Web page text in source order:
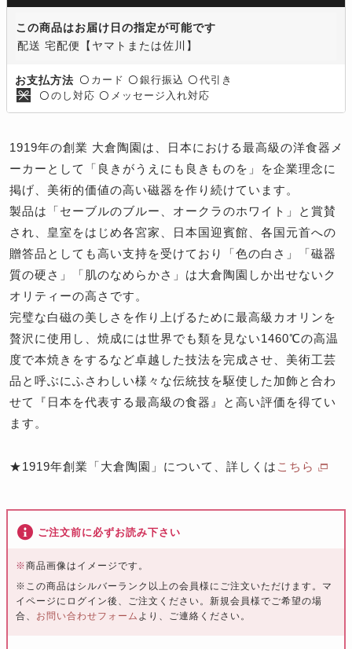
この商品はお届け日の指定が可能です
配送 宅配便【ヤマトまたは佐川】
お支払方法 〇 カード 〇 銀行振込 〇 代引き
〇 のし対応 〇 メッセージ入れ対応
1919年の創業 大倉陶園は、日本における最高級の洋食器メ
ーカーとして「良きがうえにも良きものを」を企業理念に
掲げ、美術的価値の高い磁器を作り続けています。
製品は「セーブルのブルー、オークラのホワイト」と賞賛
され、皇室をはじめ各宮家、日本国迎賓館、各国元首への
贈答品としても高い支持を受けており「色の白さ」「磁器
質の硬さ」「肌のなめらかさ」は大倉陶園しか出せないク
オリティーの高さです。
完璧な白磁の美しさを作り上げるために最高級カオリンを
贅沢に使用し、焼成には世界でも類を見ない1460℃の高温
度で本焼きをするなど卓越した技法を完成させ、美術工芸
品と呼ぶにふさわしい様々な伝統技を駆使した加飾と合わ
せて『日本を代表する最高級の食器』と高い評価を得てい
ます。
★1919年創業「大倉陶園」について、詳しくは こちら
ご注文前に必ずお読み下さい
※商品画像はイメージです。
※この商品はシルバーランク以上の会員様にご注文いただけます。マ
イページにログイン後、ご注文ください。新規会員様でご希望の場
合、 お問い合わせフォーム より、ご連絡ください。